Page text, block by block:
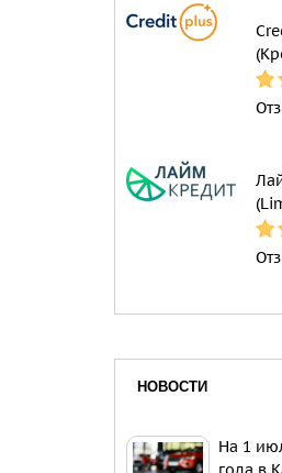
НОВОСТИ
На 1